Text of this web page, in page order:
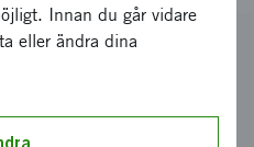
Innan du går vidare
eller ändra dina